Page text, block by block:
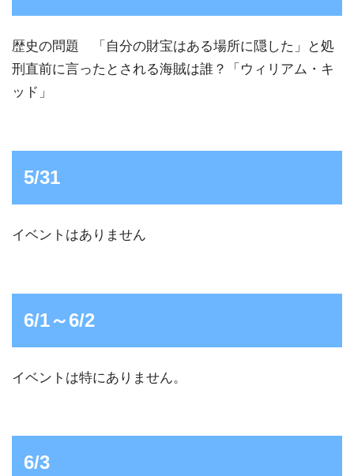
歴史の問題 「自分の財宝はある場所に隠した」と処
刑直前に言ったとされる海賊は誰？「ウィリアム・キ
ッド」
5/31
イベントはありません
6/1～6/2
イベントは特にありません。
6/3